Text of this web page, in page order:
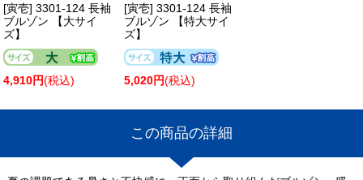
[寅壱] 3301-124 長袖
ブルゾン 【大サイ
ズ】
4,910円(税込)
[寅壱] 3301-124 長袖
ブルゾン 【特大サイ
ズ】
5,020円(税込)
この商品の詳細